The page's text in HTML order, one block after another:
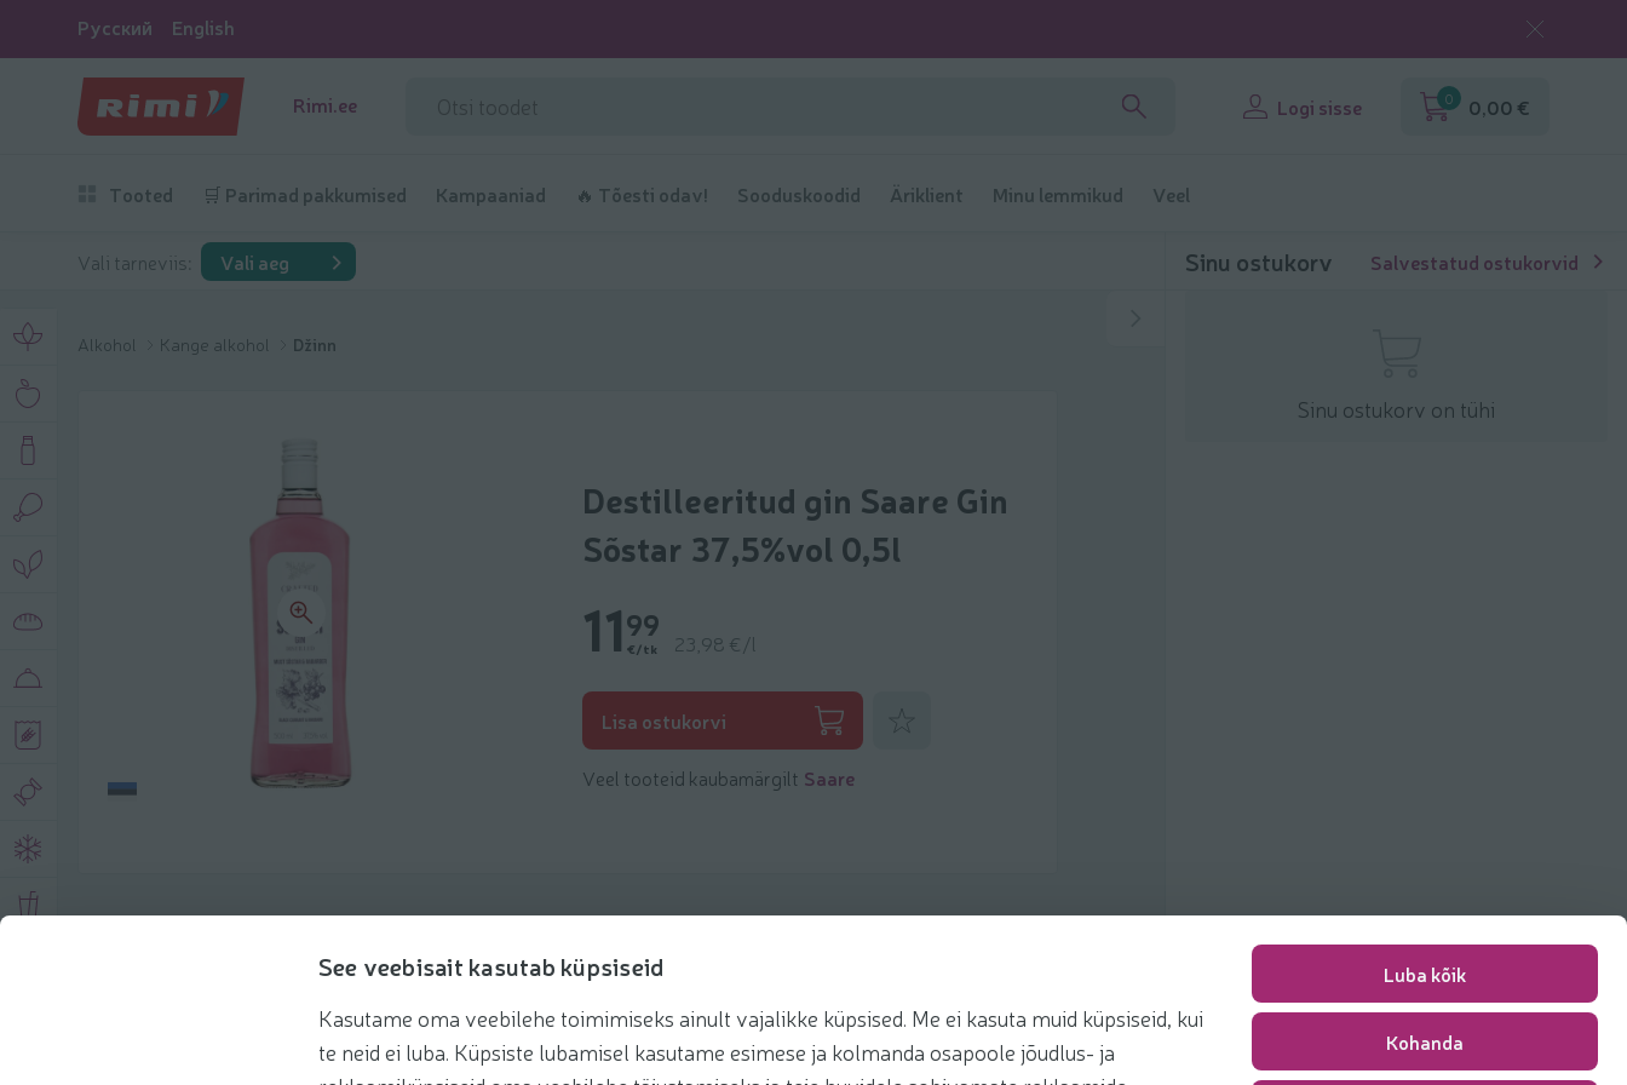
See veebisait kasutab küpsiseid
Kasutame oma veebilehe toimimiseks ainult vajalikke küpsised. Me ei kasuta muid küpsiseid, kui
te neid ei luba. Küpsiste lubamisel kasutame esimese ja kolmanda osapoole jõudlus- ja
Luba kõik
Kohanda
Русский English
Rimi.ee Logi sisse 0 0,00 €
Tooted 🛒 Parimad pakkumised Kampaaniad 🔥 Tõesti odav! Sooduskoodid Äriklient Minu lemmikud Veel
Vali tarneviis: Vali aeg
Alkohol Kange alkohol Džinn
Destilleeritud gin Saare Gin
Sõstar 37,5%vol 0,5l
1199
€/tk 23,98 €/l
Lisa ostukorvi
Veel tooteid kaubamärgilt Saare
Soovitatud tooted Kasuta retseptis
Sinu ostukorv Salvestatud ostukorvid
Sinu ostukorv on tühi